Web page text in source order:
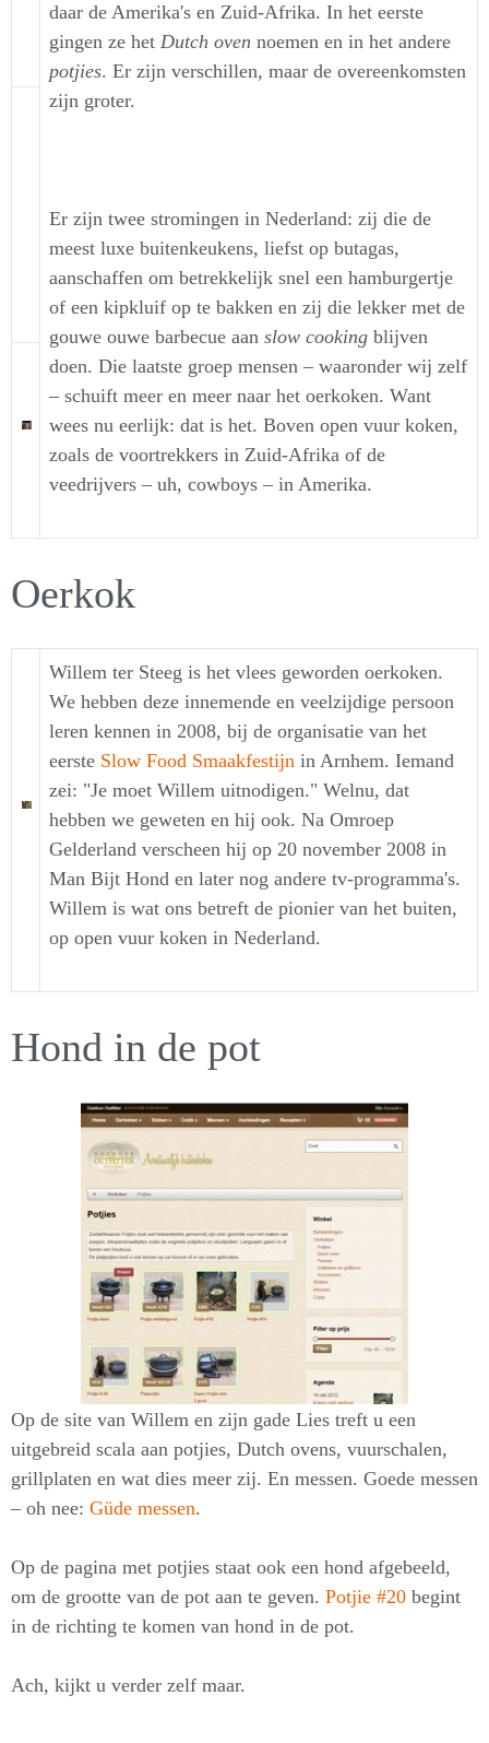
daar de Amerika's en Zuid-Afrika. In het eerste
gingen ze het Dutch oven noemen en in het andere
potjies. Er zijn verschillen, maar de overeenkomsten
zijn groter.
Er zijn twee stromingen in Nederland: zij die de
meest luxe buitenkeukens, liefst op butagas,
aanschaffen om betrekkelijk snel een hamburgertje
of een kipkluif op te bakken en zij die lekker met de
gouwe ouwe barbecue aan slow cooking blijven
doen. Die laatste groep mensen – waaronder wij zelf
– schuift meer en meer naar het oerkoken. Want
wees nu eerlijk: dat is het. Boven open vuur koken,
zoals de voortrekkers in Zuid-Afrika of de
veedrijvers – uh, cowboys – in Amerika.
Oerkok
Willem ter Steeg is het vlees geworden oerkoken.
We hebben deze innemende en veelzijdige persoon
leren kennen in 2008, bij de organisatie van het
eerste Slow Food Smaakfestijn in Arnhem. Iemand
zei: "Je moet Willem uitnodigen." Welnu, dat
hebben we geweten en hij ook. Na Omroep
Gelderland verscheen hij op 20 november 2008 in
Man Bijt Hond en later nog andere tv-programma's.
Willem is wat ons betreft de pionier van het buiten,
op open vuur koken in Nederland.
Hond in de pot
Op de site van Willem en zijn gade Lies treft u een
uitgebreid scala aan potjies, Dutch ovens, vuurschalen,
grillplaten en wat dies meer zij. En messen. Goede messen
– oh nee: Güde messen.
Op de pagina met potjies staat ook een hond afgebeeld,
om de grootte van de pot aan te geven. Potjie #20 begint
in de richting te komen van hond in de pot.
Ach, kijkt u verder zelf maar.